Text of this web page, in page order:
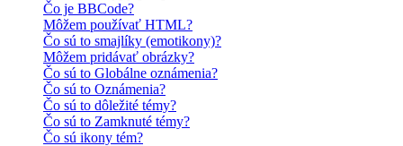
Čo je BBCode?
Môžem používať HTML?
Čo sú to smajlíky (emotikony)?
Môžem pridávať obrázky?
Čo sú to Globálne oznámenia?
Čo sú to Oznámenia?
Čo sú to dôležité témy?
Čo sú to Zamknuté témy?
Čo sú ikony tém?